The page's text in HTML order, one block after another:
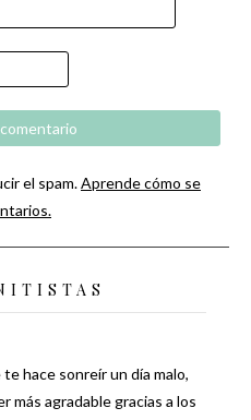
el spam.Aprende cómo se
hace sonreír un día malo,
más agradable gracias a los